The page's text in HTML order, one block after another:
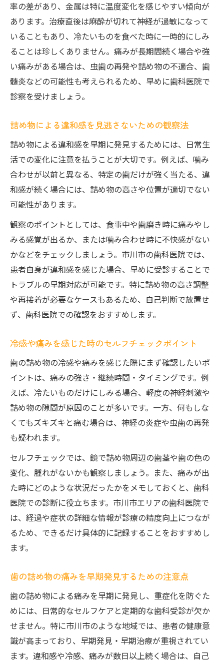
率の差があり、金属は特に温度変化を感じやすい傾向が
あります。治療直後は麻酔が切れて神経が過敏になって
いることもあり、冷たいものを食べた時に一時的にしみ
ることは珍しくありません。痛みが長期間続く場合や強
い痛みがある場合は、虫歯の再発や詰め物の不適合、歯
髄炎などの可能性も考えられるため、早めに歯科医院で
診察を受けましょう。
詰め物による違和感を見逃さないための観察法
詰め物による違和感を早期に発見するためには、日常生
活での変化に注意を払うことが大切です。例えば、噛み
合わせが以前と異なる、特定の歯だけが強く当たる、違
和感が続く場合には、詰め物の高さや位置が適切でない
可能性があります。
観察のポイントとしては、食事中や歯磨き時に痛みやし
みる感覚が出るか、または噛み合わせ時に不快感がない
かなどをチェックしましょう。市川市の歯科医院では、
患者自身が違和感を感じた場合、早めに受診することで
トラブルの早期対応が可能です。特に詰め物の高さ調整
や再接着が必要なケースもあるため、自己判断で放置せ
ず、歯科医院での確認をおすすめします。
冷感や痛みを感じた時のセルフチェックポイント
歯の詰め物の冷感や痛みを感じた際にまず確認したいポ
イントは、痛みの強さ・継続時間・タイミングです。例
えば、冷たいものだけにしみる場合、軽度の神経刺激や
詰め物の隙間が原因のことが多いです。一方、何もしな
くてもズキズキと痛む場合は、神経の炎症や虫歯の再発
も疑われます。
セルフチェックでは、鏡で詰め物周辺の歯茎や歯の色の
変化、腫れがないかも観察しましょう。また、痛みが出
た時にどのような状況だったかをメモしておくと、歯科
医院での診断に役立ちます。市川市エリアの歯科医院で
は、経過や症状の詳細な情報が診療の精度向上につなが
るため、できるだけ具体的に記録することをおすすめし
ます。
歯の詰め物の痛みを早期発見するための注意点
歯の詰め物による痛みを早期に発見し、重症化を防ぐた
めには、日常的なセルフケアと定期的な歯科受診が欠か
せません。特に市川市のような地域では、患者の健康意
識が高まっており、早期発見・早期治療が重視されてい
ます。違和感や冷感、痛みが数日以上続く場合は、自己